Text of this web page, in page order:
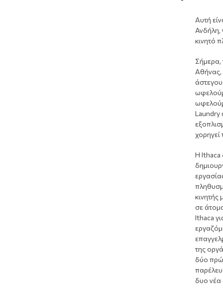
Αυτή
Ανδήλη,
κινητό
Σήμερα,
Αθήνας,
Laundry
Η Ithaca
κινητής
σε
Ithaca
της
δύο
δυο νέα